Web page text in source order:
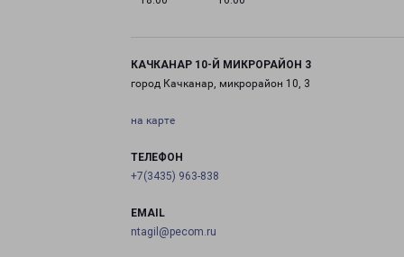
КАЧКАНАР 10-Й МИКРОРАЙОН 3
город Качканар, микрорайон 10, 3
на карте
ТЕЛЕФОН
+7(3435) 963-838
EMAIL
ntagil@pecom.ru